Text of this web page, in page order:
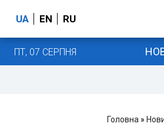
UA EN RU
ПТ, 07 СЕРПНЯ
Головна »